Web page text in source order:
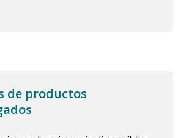
de productos